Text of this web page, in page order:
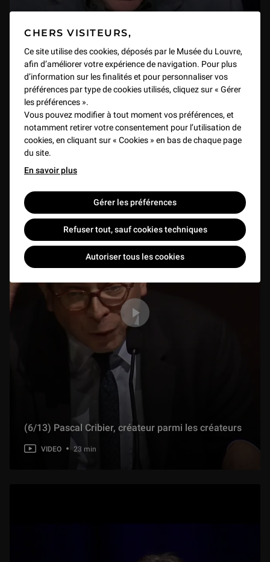
CHERS VISITEURS,
Ce site utilise des cookies, déposés par le Musée du Louvre,
afin d’améliorer votre expérience de navigation. Pour plus
d’information sur les finalités et pour personnaliser vos
préférences par type de cookies utilisés, cliquez sur « Gérer
les préférences ».
Vous pouvez modifier à tout moment vos préférences, et
notamment retirer votre consentement pour l’utilisation de
cookies, en cliquant sur « Cookies » en bas de chaque page
du site.
En savoir plus
Gérer les préférences
Refuser tout, sauf cookies techniques
Autoriser tous les cookies
23/27 - Luigi Lanzi, la collection Bucelli et les
inscriptions bilingues : le déchiffrement de
l’écriture étrusque de 1789 à nos jours
VIDEO 25 min
(6/13) Pascal Cribier, créateur parmi les créateurs
VIDEO 23 min